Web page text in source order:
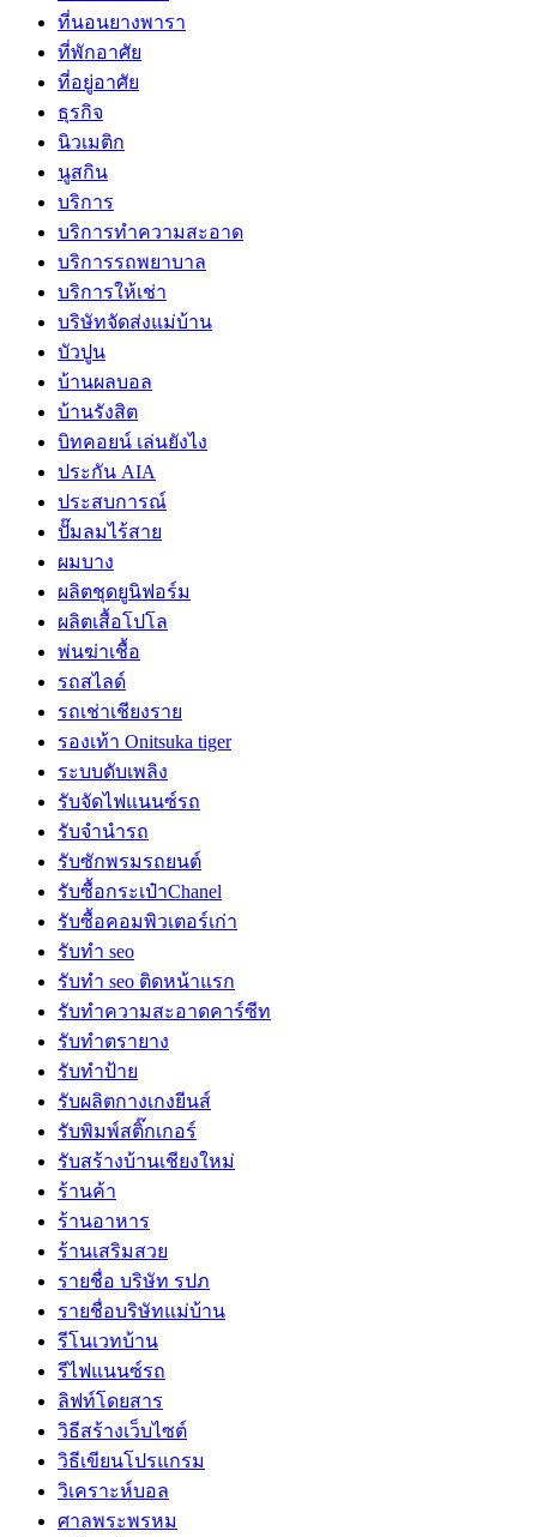
ที่นอนยางพารา
ที่พักอาศัย
ที่อยู่อาศัย
ธุรกิจ
นิวเมติก
นูสกิน
บริการ
บริการทำความสะอาด
บริการรถพยาบาล
บริการให้เช่า
บริษัทจัดส่งแม่บ้าน
บัวปูน
บ้านผลบอล
บ้านรังสิต
บิทคอยน์ เล่นยังไง
ประกัน AIA
ประสบการณ์
ปั๊มลมไร้สาย
ผมบาง
ผลิตชุดยูนิฟอร์ม
ผลิตเสื้อโปโล
พ่นฆ่าเชื้อ
รถสไลด์
รถเช่าเชียงราย
รองเท้า Onitsuka tiger
ระบบดับเพลิง
รับจัดไฟแนนซ์รถ
รับจำนำรถ
รับซักพรมรถยนต์
รับซื้อกระเป๋าChanel
รับซื้อคอมพิวเตอร์เก่า
รับทำ seo
รับทำ seo ติดหน้าแรก
รับทำความสะอาดคาร์ซีท
รับทำตรายาง
รับทำป้าย
รับผลิตกางเกงยีนส์
รับพิมพ์สติ๊กเกอร์
รับสร้างบ้านเชียงใหม่
ร้านค้า
ร้านอาหาร
ร้านเสริมสวย
รายชื่อ บริษัท รปภ
รายชื่อบริษัทแม่บ้าน
รีโนเวทบ้าน
รีไฟแนนซ์รถ
ลิฟท์โดยสาร
วิธีสร้างเว็บไซต์
วิธีเขียนโปรแกรม
วิเคราะห์บอล
ศาลพระพรหม